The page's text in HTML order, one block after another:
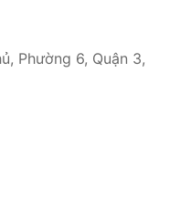
Phường 6, Quận 3,